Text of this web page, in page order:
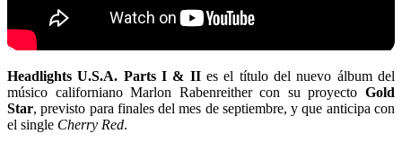
Headlights U.S.A. Parts I & IIes el título del nuevo álbum del
músico californiano Marlon Rabenreither con su proyecto Gold
Star, previsto para finales del mes de septiembre, y que anticipa con
el single Cherry Red.